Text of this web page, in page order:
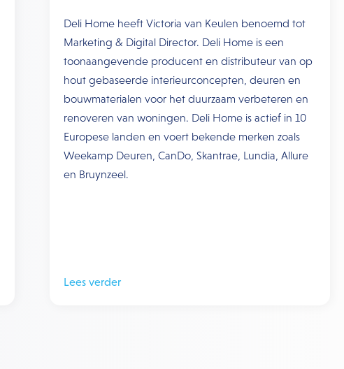
Deli Home heeft Victoria van Keulen benoemd tot
Marketing & Digital Director. Deli Home is een
toonaangevende producent en distributeur van op
hout gebaseerde interieurconcepten, deuren en
bouwmaterialen voor het duurzaam verbeteren en
renoveren van woningen. Deli Home is actief in 10
Europese landen en voert bekende merken zoals
Weekamp Deuren, CanDo, Skantrae, Lundia, Allure
en Bruynzeel.
Lees verder